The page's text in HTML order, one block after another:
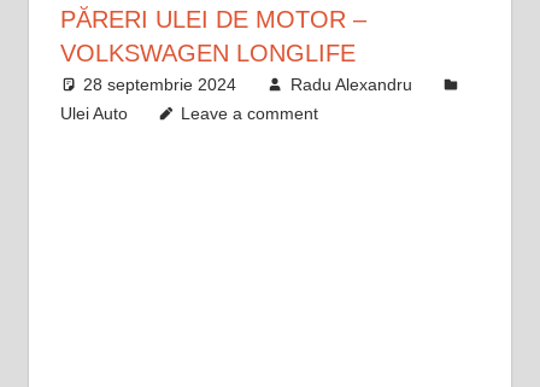
PĂRERI ULEI DE MOTOR –
VOLKSWAGEN LONGLIFE
28 septembrie 2024
Radu Alexandru
Ulei Auto
Leave a comment